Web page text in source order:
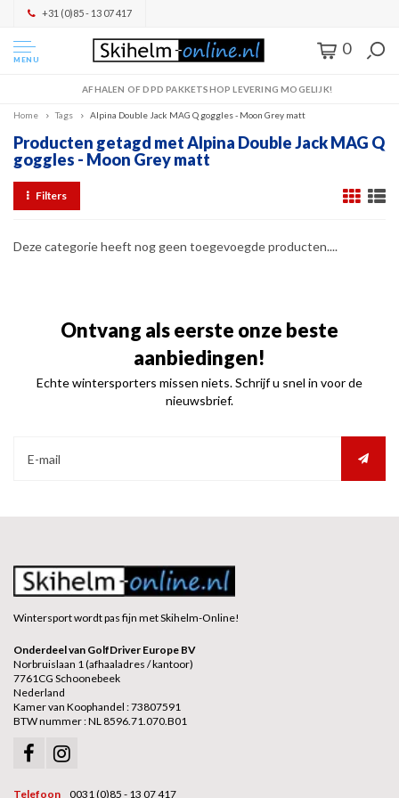
+31 (0)85 - 13 07 417
MENU
0
AFHALEN OF DPD PAKKETSHOP LEVERING MOGELIJK!
Home Tags Alpina Double Jack MAG Q goggles - Moon Grey matt
Producten getagd met Alpina Double Jack MAG Q
goggles - Moon Grey matt
Filters
Deze categorie heeft nog geen toegevoegde producten....
Ontvang als eerste onze beste
aanbiedingen!
Echte wintersporters missen niets. Schrijf u snel in voor de
nieuwsbrief.
Wintersport wordt pas fijn met Skihelm-Online!
Onderdeel van GolfDriver Europe BV
Norbruislaan 1 (afhaaladres / kantoor)
7761CG Schoonebeek
Nederland
Kamer van Koophandel : 73807591
BTW nummer : NL 8596.71.070.B01
Telefoon 0031 (0)85 - 13 07 417